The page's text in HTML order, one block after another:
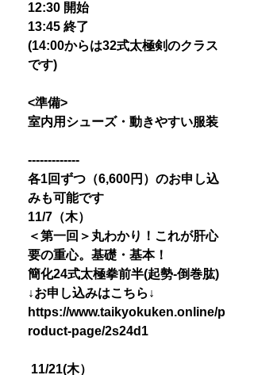
12:30 開始
13:45 終了
(14:00からは32式太極剣のクラス
です)
<準備>
室内用シューズ・動きやすい服装
-------------
各1回ずつ（6,600円）のお申し込
みも可能です
11/7（木）
＜第一回＞丸わかり！これが肝心
要の重心。基礎・基本！
簡化24式太極拳前半(起勢-倒巻肱)
↓お申し込みはこちら↓
https://www.taikyokuken.online/p
roduct-page/2s24d1
11/21(木）